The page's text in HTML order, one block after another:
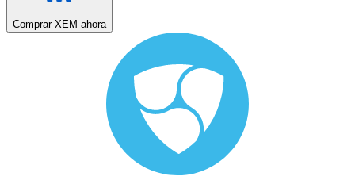
Comprar XEM ahora